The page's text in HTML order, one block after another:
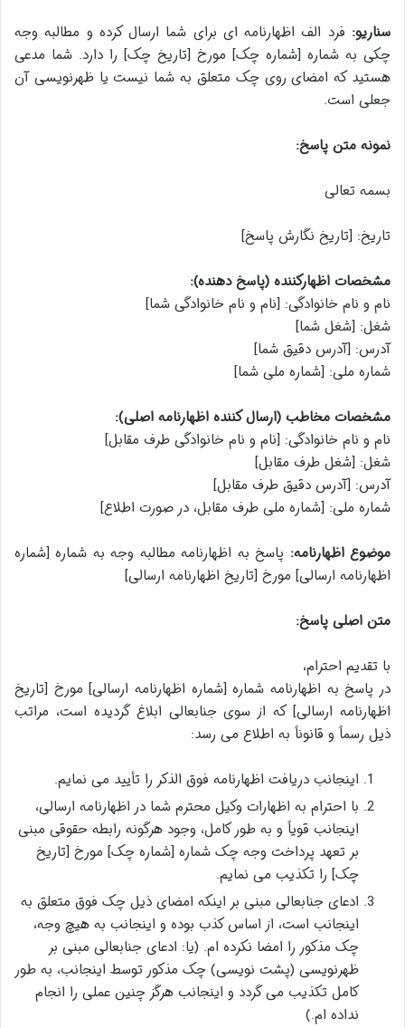
سناریو: فرد الف اظهارنامه ای برای شما ارسال کرده و مطالبه وجه
چکی به شماره [شماره چک] مورخ [تاریخ چک] را دارد. شما مدعی
هستید که امضای روی چک متعلق به شما نیست یا ظهرنویسی آن
جعلی است.
نمونه متن پاسخ:
بسمه تعالی
تاریخ: [تاریخ نگارش پاسخ]
مشخصات اظهارکننده (پاسخ دهنده):
نام و نام خانوادگی: [نام و نام خانوادگی شما]
شغل: [شغل شما]
آدرس: [آدرس دقیق شما]
شماره ملی: [شماره ملی شما]
مشخصات مخاطب (ارسال کننده اظهارنامه اصلی):
نام و نام خانوادگی: [نام و نام خانوادگی طرف مقابل]
شغل: [شغل طرف مقابل]
آدرس: [آدرس دقیق طرف مقابل]
شماره ملی: [شماره ملی طرف مقابل، در صورت اطلاع]
موضوع اظهارنامه: پاسخ به اظهارنامه مطالبه وجه به شماره [شماره
اظهارنامه ارسالی] مورخ [تاریخ اظهارنامه ارسالی]
متن اصلی پاسخ:
با تقدیم احترام،
در پاسخ به اظهارنامه شماره [شماره اظهارنامه ارسالی] مورخ [تاریخ
اظهارنامه ارسالی] که از سوی جنابعالی ابلاغ گردیده است، مراتب
ذیل رسماً و قانوناً به اطلاع می رسد:
اینجانب دریافت اظهارنامه فوق الذکر را تأیید می نمایم.
با احترام به اظهارات وکیل محترم شما در اظهارنامه ارسالی،
اینجانب قویاً و به طور کامل، وجود هرگونه رابطه حقوقی مبنی
بر تعهد پرداخت وجه چک شماره [شماره چک] مورخ [تاریخ
چک] را تکذیب می نمایم.
ادعای جنابعالی مبنی بر اینکه امضای ذیل چک فوق متعلق به
اینجانب است، از اساس کذب بوده و اینجانب به هیچ وجه،
چک مذکور را امضا نکرده ام. (یا: ادعای جنابعالی مبنی بر
ظهرنویسی (پشت نویسی) چک مذکور توسط اینجانب، به طور
کامل تکذیب می گردد و اینجانب هرگز چنین عملی را انجام
نداده ام.)